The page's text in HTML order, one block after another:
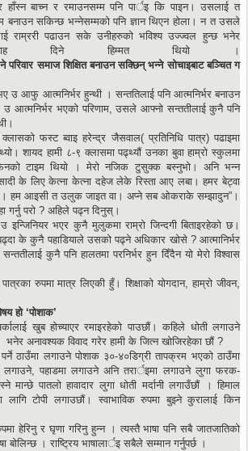
बाच्न र रमाउनसम्म पनि पार्इ कि पाइन। उसलाई त
बनाउन सकिन्छ भन्नेसम्मको पनि ज्ञान थिएन होला। न त उसले
राम्ररी पढाउन सके उनीहरुको भविश्य उज्ज्वल हुन्छ भनेर
सल्लाह दिने हिम्मत थियो ।
परिवार समाज शिक्षित बनाउन सक्छिन् भन्ने सोचाइबाट बञ्चितग
भए उ आफु आत्मनिर्भर हुन्थी । सन्ततिलाई पनि आत्मनिर्भर बनाउन
उ आत्मनिर्भर भएको परिणाम, उसले आफ्नो सन्ततीलाई कुनै पनि
फस्ट ब्वाइ हरेन्द्र जैसवाल( प्रतिनिधि पात्र) पढाइमा
शायद हामी ८-९ क्लासमा पढ्थ्यौं उनका बुवा हाम्रो स्कुलमा
टाइम थियो । मेरो नजिक टुसुक्क बस्नुभो। अनि भन्न
के लिए केत्ना केत्ना दहेज लेके रिस्ता आए लबा। हमर बेट्वा
हम आइसी त उलुक जाइत वा। अप्ने सब ओकराके सम्झादुन”।
गर्नु परो ? अहिले पढ्न दिनुस्।
भएर कुनै मुलुकमा राम्रो जिन्दगी बिताइरहेको छ।
के कुनै पहाडियाले उसको पढ्ने अधिकार खोसे ? आत्मानिर्भर
कुनै पनि हालतमा परनिर्भर हुन दिँदैन यो मेरो विश्वास
रुपमा मात्र लिएकी हुँ। शिक्षाको योगदान, हाम्रो जीवन,
हो ‘पोशाक’
खुब होच्याएर रमाइरहेको पाउछौं। कहिले धोती लगाउने
भनेर अनावश्यक विवाद गरेर हामी के जित्न खोजिरहेका छौं ?
ठाउँमा लगाउने पोशाक ३०-४०डिग्री तापक्रम भएको ठाउँमा
लगाउने, पहाडमा लगाउने अनि तरार्इमा लगाउने लुगा फरक-
मान्छे पातलो हावादार लुगा धोती मर्दानी लगाउँछौं । हिमाल
लागि टोपी लगाउछौं। स्वाभाविक रुपमा बुझ्ने कुरालाई किन
हेरिनु र घृणा गरिनु हुन्न । त्यस्तै भाषा पनि सबै जातजातिको
। राष्ट्रिय भाषालार्इ सबैले सम्मान गर्नुपर्छ ।